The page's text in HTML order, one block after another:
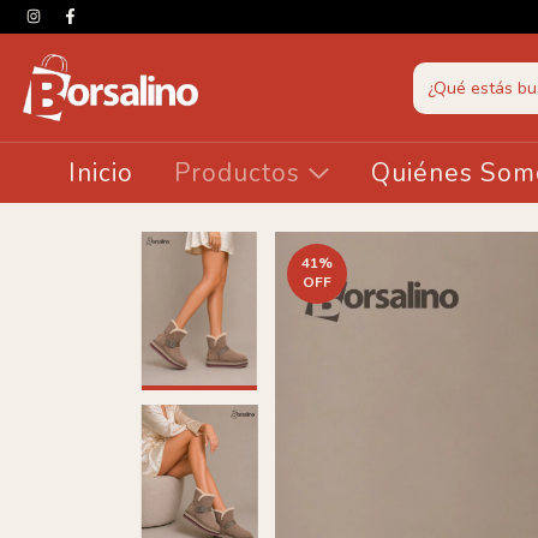
Inicio Productos Quiénes
41%
OFF